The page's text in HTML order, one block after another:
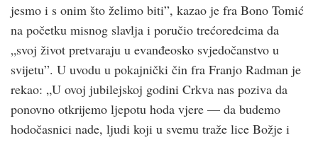
jesmo i s onim što želimo biti”, kazao je fra Bono Tomić
na početku misnog slavlja i poručio trećoredcima da
„svoj život pretvaraju u evanđeosko svjedočanstvo u
svijetu”. U uvodu u pokajnički čin fra Franjo Radman je
rekao: „U ovoj jubilejskoj godini Crkva nas poziva da
ponovno otkrijemo ljepotu hoda vjere — da budemo
hodočasnici nade, ljudi koji u svemu traže lice Božje i